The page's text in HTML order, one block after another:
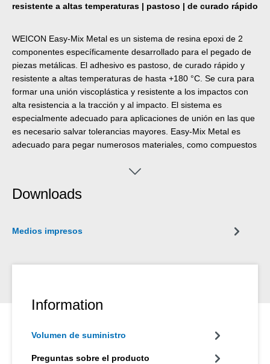
resistente a altas temperaturas | pastoso | de curado rápido
WEICON Easy-Mix Metal es un sistema de resina epoxi de 2
componentes específicamente desarrollado para el pegado de
piezas metálicas. El adhesivo es pastoso, de curado rápido y
resistente a altas temperaturas de hasta +180 °C. Se cura para
formar una unión viscoplástica y resistente a los impactos con
alta resistencia a la tracción y al impacto. El sistema es
especialmente adecuado para aplicaciones de unión en las que
es necesario salvar tolerancias mayores. Easy-Mix Metal es
adecuado para pegar numerosos materiales, como compuestos
en muchos ámbitos de la industria, por ejemplo, en la
el Aplicador Manual son necesarios para procesar productos
Downloads
Medios impresos
Information
Volumen de suministro
Preguntas sobre el producto